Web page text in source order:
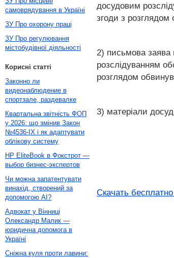
досудовим
згоди з розглядом
2) письмова заява
розслідуванням
розглядом
3) матеріали
Скачать
самоврядування в Україні
ЗУ Про охорону праці
ЗУ Про регулювання
містобудівної діяльності
Корисні статті
Законно ли
видеонаблюдение в
спортзале, раздевалке
Квартальна звітність ФОП
у 2026: що змінив Закон
№4536-IX і як адаптувати
облікову систему
HP EliteBook в Фокстрот —
выбор бизнес-экспертов
Чи можна запатентувати
винахід, створений за
допомогою AI?
Адвокат у Вінниці
Олександр Малик —
юридична допомога в
Україні
Сніжна куля проти лавини: